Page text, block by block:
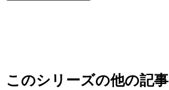
お知らせ
このシリーズの他の記事